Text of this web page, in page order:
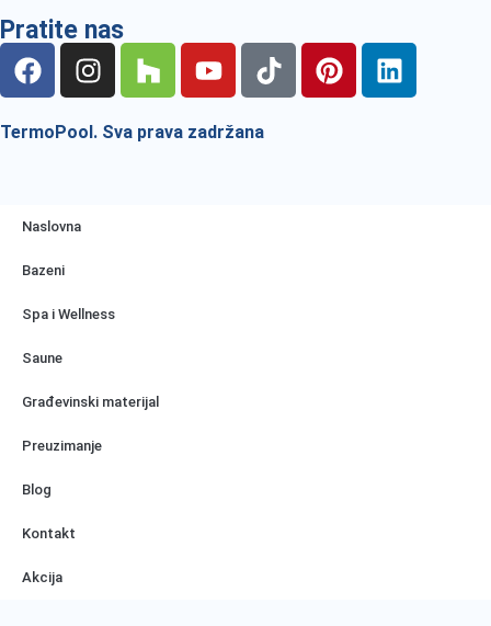
Pratite nas
TermoPool. Sva prava zadržana
Naslovna
Bazeni
Spa i Wellness
Saune
Građevinski materijal
Preuzimanje
Blog
Kontakt
Akcija